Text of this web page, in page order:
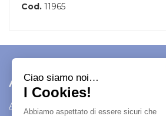
Cod. 11965
Area Utente
Area utente